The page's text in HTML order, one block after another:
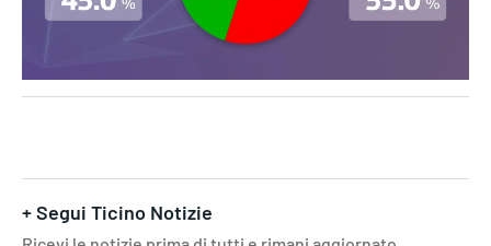
+ Segui Ticino Notizie